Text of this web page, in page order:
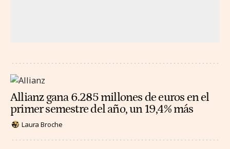
Allianz gana 6.285 millones de euros en el
primer semestre del año, un 19,4% más
Laura Broche